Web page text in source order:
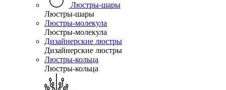
Люстры-шары
Люстры-шары
Люстры-молекула
Люстры-молекула
Дизайнерские люстры
Дизайнерские люстры
Люстры-кольца
Люстры-кольца